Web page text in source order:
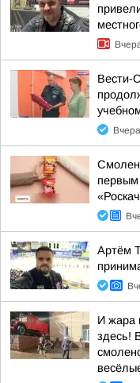
Вести-
первым
Артём
И жара
здесь!